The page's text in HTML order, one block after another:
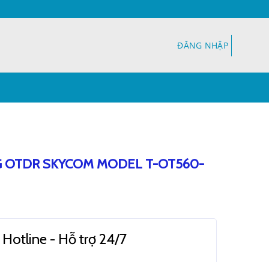
ĐĂNG NHẬP
OTDR SKYCOM MODEL T-OT560-
- Hỗ trợ 24/7